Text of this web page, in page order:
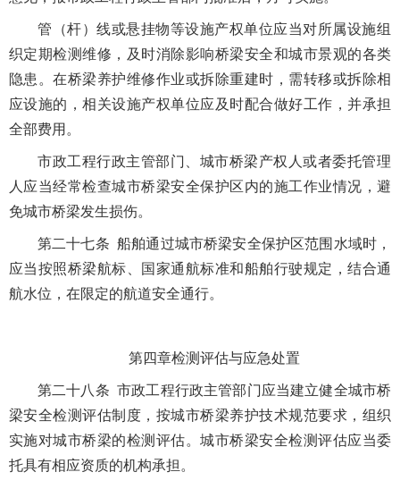
管（杆）线或悬挂物等设施产权单位应当对所属设施组
织定期检测维修，及时消除影响桥梁安全和城市景观的各类
隐患。在桥梁养护维修作业或拆除重建时，需转移或拆除相
应设施的，相关设施产权单位应及时配合做好工作，并承担
全部费用。
市政工程行政主管部门、城市桥梁产权人或者委托管理
人应当经常检查城市桥梁安全保护区内的施工作业情况，避
免城市桥梁发生损伤。
第二十七条 船舶通过城市桥梁安全保护区范围水域时，
应当按照桥梁航标、国家通航标准和船舶行驶规定，结合通
航水位，在限定的航道安全通行。
第四章检测评估与应急处置
第二十八条 市政工程行政主管部门应当建立健全城市桥
梁安全检测评估制度，按城市桥梁养护技术规范要求，组织
实施对城市桥梁的检测评估。城市桥梁安全检测评估应当委
托具有相应资质的机构承担。